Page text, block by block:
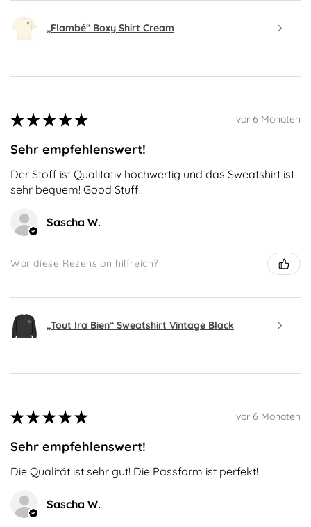
„Flambé“ Boxy Shirt Cream
★ ★ ★ ★ ★ vor 6 Monaten
Sehr empfehlenswert!
Der Stoff ist Qualitativ hochwertig und das Sweatshirt ist
sehr bequem! Good Stuff!!
Sascha W.
War diese Rezension hilfreich?
„Tout Ira Bien“ Sweatshirt Vintage Black
★ ★ ★ ★ ★ vor 6 Monaten
Sehr empfehlenswert!
Die Qualität ist sehr gut! Die Passform ist perfekt!
Sascha W.